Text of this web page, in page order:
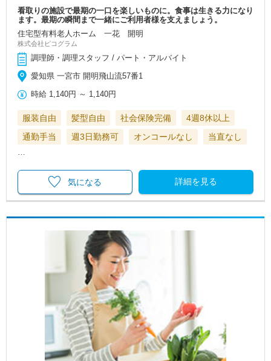
看取りの施設で最期の一口を楽しいものに。食事は生きる力になり
ます。最期の瞬間まで一緒にご利用者様を支えましょう。
住宅型有料老人ホーム 一花 開明
株式会社ピコグラム
調理師・調理スタッフ / パート・アルバイト
愛知県 一宮市 開明飛山流57番1
時給 1,140円 ～ 1,140円
服装自由 髪型自由 社会保険完備
4週8休以上
通勤手当
週3日勤務可 オンコールなし 当直なし
詳細を見る
気になる